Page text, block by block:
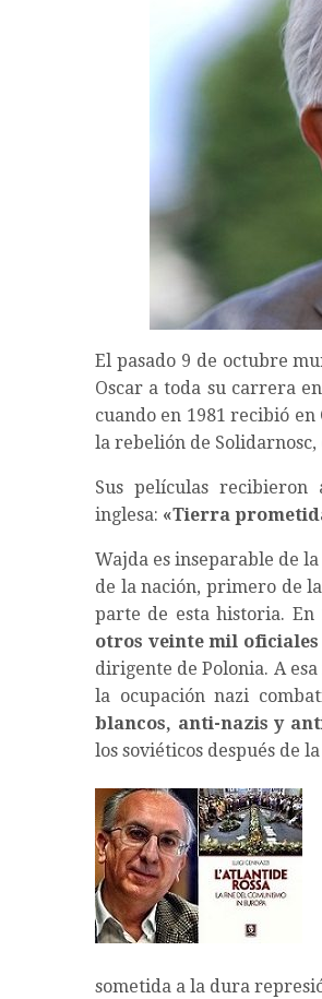
El pasado 9 de octubre
Oscar a toda su carrera
cuando en 1981 recibió
la rebelión de
Sus películas
inglesa: «Tierra
Wajda es inseparable de
de la nación, primero de
parte de esta historia. En
otros veinte mil oficiales
dirigente de Polonia. A
la ocupación nazi
blancos, anti-nazis y
los soviéticos después de
sometida a la dura